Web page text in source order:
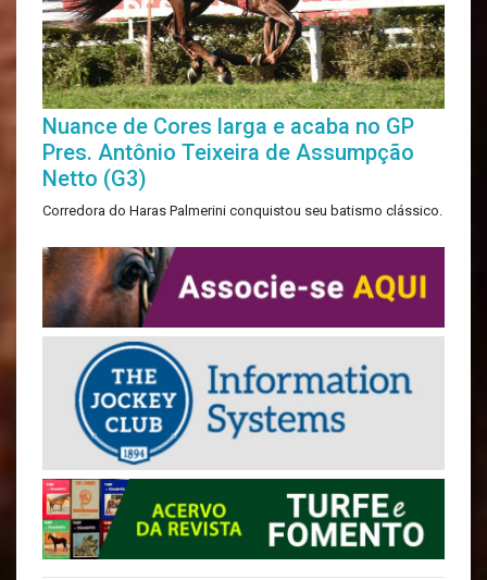
Nuance de Cores larga e acaba no GP
Pres. Antônio Teixeira de Assumpção
Netto (G3)
Corredora do Haras Palmerini conquistou seu batismo clássico.